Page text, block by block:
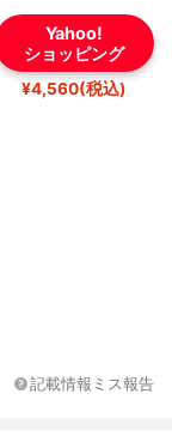
Yahoo!
ショッピング
¥4,560(税込)
記載情報ミス報告